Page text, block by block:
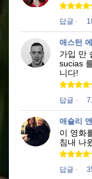
답글 ·
애스턴
가입 만
sucias
니다!
답글 ·
애슐리 앤
이 영화
침내 나
답글 ·